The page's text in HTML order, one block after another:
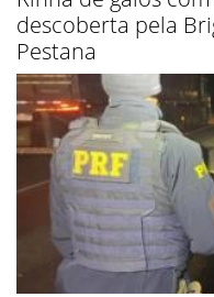
descoberta pela
Pestana